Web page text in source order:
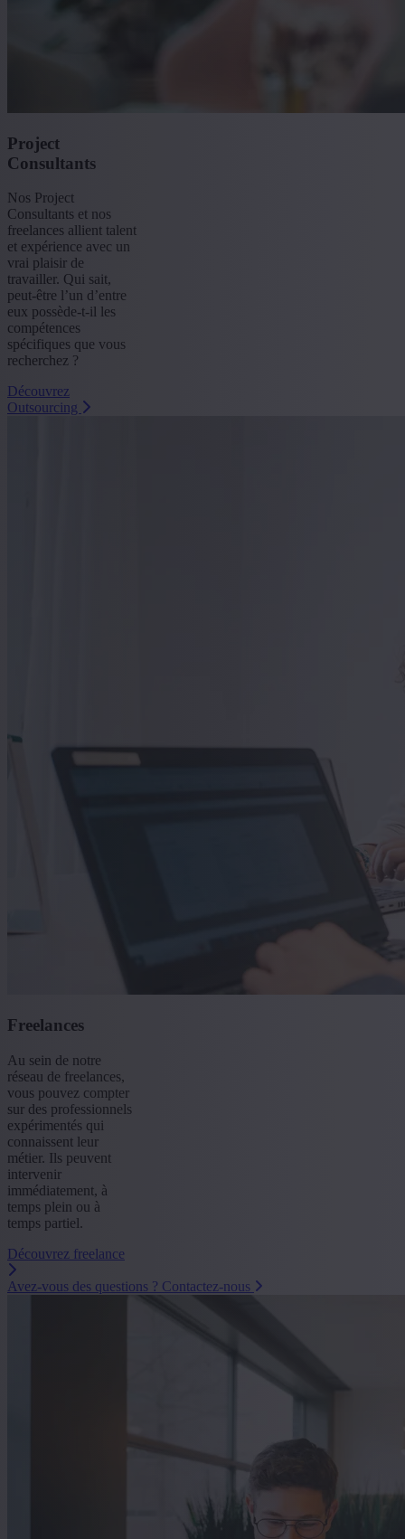
Project
Consultants
Nos Project
Consultants et nos
freelances allient talent
et expérience avec un
vrai plaisir de
travailler. Qui sait,
peut-être l’un d’entre
eux possède-t-il les
compétences
spécifiques que vous
recherchez ?
Découvrez
Outsourcing
Freelances
Au sein de notre
réseau de freelances,
vous pouvez compter
sur des professionnels
expérimentés qui
connaissent leur
métier. Ils peuvent
intervenir
immédiatement, à
temps plein ou à
temps partiel.
Découvrez freelance
Avez-vous des questions ? Contactez-nous